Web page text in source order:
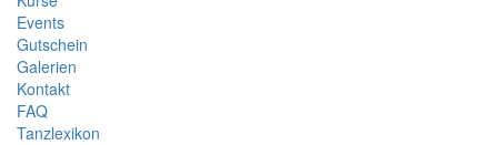
Events
Gutschein
Galerien
Kontakt
FAQ
Tanzlexikon